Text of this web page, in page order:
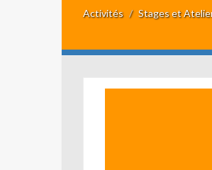
Activités Stages et